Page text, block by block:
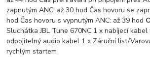
zapnutým ANC: až 30 hod Čas hovoru se
hod Čas hovoru s vypnutým ANC: až 39 hod
Sluchátka JBL Tune 670NC 1 x nabíjecí
odpojitelný audio kabel 1 x Záruční list/
rychlým startem